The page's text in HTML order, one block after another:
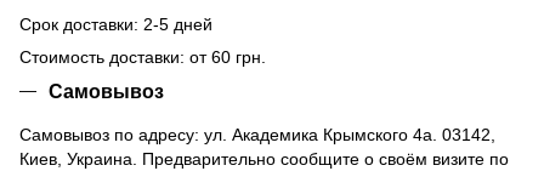
Срок доставки: 2-5 дней
Стоимость доставки: от 60 грн.
Самовывоз
Самовывоз по адресу: ул. Академика Крымского 4а. 03142,
Киев, Украина. Предварительно сообщите о своём визите по